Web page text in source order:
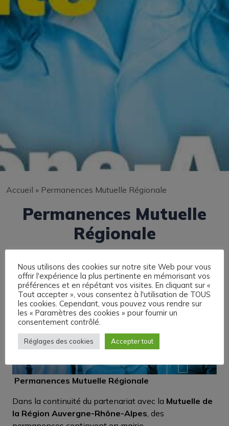
Accueil » Permanences Mutuelle Régionale
Permanences Mutuelle
Régionale
Permanences Mutuelle Régionale
Dans la continuité du partenariat avec la Mutuelle de
la Région Auvergne-Rhône-Alpes , des
Nous utilisons des cookies sur notre site Web pour vous
offrir l'expérience la plus pertinente en mémorisant vos
préférences et en répétant vos visites. En cliquant sur «
Tout accepter », vous consentez à l'utilisation de TOUS
les cookies. Cependant, vous pouvez vous rendre sur
les « Paramètres des cookies » pour fournir un
consentement contrôlé.
Réglages des cookies Accepter tout